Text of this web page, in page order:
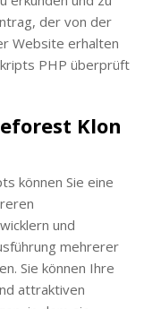
der von der
Website erhalten
PHP überprüft
Klon
können Sie eine
und
mehrerer
Sie können Ihre
attraktiven